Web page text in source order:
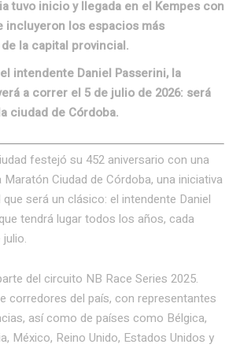
tuvo inicio y llegada en el Kempes con
incluyeron los espacios más
la capital provincial.
intendente Daniel Passerini, la
a correr el 5 de julio de 2026: será
ciudad de Córdoba.
festejó su 452 aniversario con una
Maratón Ciudad de Córdoba, una iniciativa
será un clásico: el intendente Daniel
tendrá lugar todos los años, cada
del circuito NB Race Series 2025.
corredores del país, con representantes
así como de países como Bélgica,
México, Reino Unido, Estados Unidos y